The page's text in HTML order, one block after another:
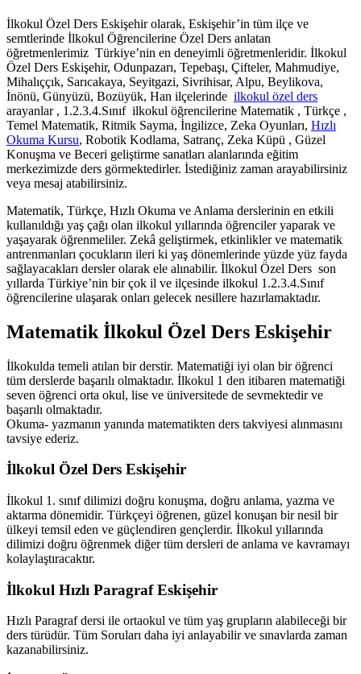
İlkokul Özel Ders Eskişehir olarak, Eskişehir’in tüm ilçe ve
semtlerinde İlkokul Öğrencilerine Özel Ders anlatan
öğretmenlerimiz Türkiye’nin en deneyimli öğretmenleridir. İlkokul
Özel Ders Eskişehir, Odunpazarı, Tepebaşı, Çifteler, Mahmudiye,
Mihalıççık, Sarıcakaya, Seyitgazi, Sivrihisar, Alpu, Beylikova,
İnönü, Günyüzü, Bozüyük, Han ilçelerinde ilkokul özel ders
arayanlar , 1.2.3.4.Sınıf ilkokul öğrencilerine Matematik , Türkçe ,
Temel Matematik, Ritmik Sayma, İngilizce, Zeka Oyunları, Hızlı
Okuma Kursu, Robotik Kodlama, Satranç, Zeka Küpü , Güzel
Konuşma ve Beceri geliştirme sanatları alanlarında eğitim
merkezimizde ders görmektedirler. İstediğiniz zaman arayabilirsiniz
veya mesaj atabilirsiniz.
Matematik, Türkçe, Hızlı Okuma ve Anlama derslerinin en etkili
kullanıldığı yaş çağı olan ilkokul yıllarında öğrenciler yaparak ve
yaşayarak öğrenmeliler. Zekâ geliştirmek, etkinlikler ve matematik
antrenmanları çocukların ileri ki yaş dönemlerinde yüzde yüz fayda
sağlayacakları dersler olarak ele alınabilir. İlkokul Özel Ders son
yıllarda Türkiye’nin bir çok il ve ilçesinde ilkokul 1.2.3.4.Sınıf
öğrencilerine ulaşarak onları gelecek nesillere hazırlamaktadır.
Matematik İlkokul Özel Ders Eskişehir
İlkokulda temeli atılan bir derstir. Matematiği iyi olan bir öğrenci
tüm derslerde başarılı olmaktadır. İlkokul 1 den itibaren matematiği
seven öğrenci orta okul, lise ve üniversitede de sevmektedir ve
başarılı olmaktadır.
Okuma- yazmanın yanında matematikten ders takviyesi alınmasını
tavsiye ederiz.
İlkokul Özel Ders Eskişehir
İlkokul 1. sınıf dilimizi doğru konuşma, doğru anlama, yazma ve
aktarma dönemidir. Türkçeyi öğrenen, güzel konuşan bir nesil bir
ülkeyi temsil eden ve güçlendiren gençlerdir. İlkokul yıllarında
dilimizi doğru öğrenmek diğer tüm dersleri de anlama ve kavramayı
kolaylaştıracaktır.
İlkokul Hızlı Paragraf Eskişehir
Hızlı Paragraf dersi ile ortaokul ve tüm yaş grupların alabileceği bir
ders türüdür. Tüm Soruları daha iyi anlayabilir ve sınavlarda zaman
kazanabilirsiniz.